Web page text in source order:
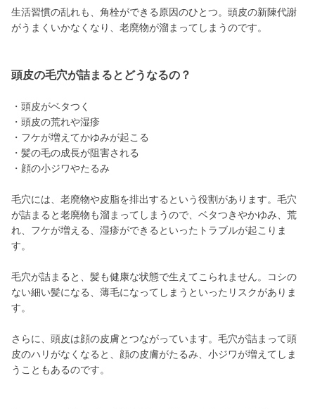
生活習慣の乱れも、角栓ができる原因のひとつ。頭皮の新陳代謝
がうまくいかなくなり、老廃物が溜まってしまうのです。
頭皮の毛穴が詰まるとどうなるの？
・頭皮がベタつく
・頭皮の荒れや湿疹
・フケが増えてかゆみが起こる
・髪の毛の成長が阻害される
・顔の小ジワやたるみ
毛穴には、老廃物や皮脂を排出するという役割があります。毛穴
が詰まると老廃物も溜まってしまうので、ベタつきやかゆみ、荒
れ、フケが増える、湿疹ができるといったトラブルが起こりま
す。
毛穴が詰まると、髪も健康な状態で生えてこられません。コシの
ない細い髪になる、薄毛になってしまうといったリスクがありま
す。
さらに、頭皮は顔の皮膚とつながっています。毛穴が詰まって頭
皮のハリがなくなると、顔の皮膚がたるみ、小ジワが増えてしま
うこともあるのです。